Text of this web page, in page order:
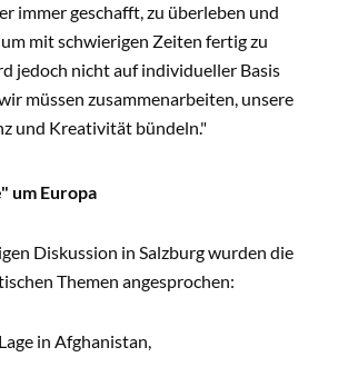
immer geschafft, zu überleben und
mit schwierigen Zeiten fertig zu
jedoch nicht auf individueller Basis
müssen zusammenarbeiten, unsere
und Kreativität bündeln."
um Europa
Diskussion in Salzburg wurden die
Themen angesprochen:
in Afghanistan,